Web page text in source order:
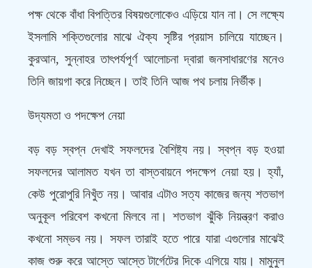
পক্ষ থেকে বাঁধা বিপত্তির বিষয়গুলোকেও এড়িয়ে যান না। সে লক্ষ্যে
ইসলামি শক্তিগুলোর মাঝে ঐক্য সৃষ্টির প্রয়াস চালিয়ে যাচ্ছেন।
কুরআন, সুন্নাহর তাৎপর্যপূর্ণ আলোচনা দ্বারা জনসাধারণের মনেও
তিনি জায়গা করে নিচ্ছেন। তাই তিনি আজ পথ চলায় নির্ভীক।
উদ্যমতা ও পদক্ষেপ নেয়া
বড় বড় স্বপ্ন দেখাই সফলদের বৈশিষ্ট্য নয়। স্বপ্ন বড় হওয়া
সফলদের আলামত যখন তা বাস্তবায়নে পদক্ষেপ নেয়া হয়। হ্যাঁ,
কেউ পুরোপুরি নিখুঁত নয়। আবার এটাও সত্য কাজের জন্য শতভাগ
অনুকূল পরিবেশ কখনো মিলবে না। শতভাগ ঝুঁকি নিয়ন্ত্রণ করাও
কখনো সম্ভব নয়। সফল তারাই হতে পারে যারা এগুলোর মাঝেই
কাজ শুরু করে আস্তে আস্তে টার্গেটের দিকে এগিয়ে যায়। মামুনুল